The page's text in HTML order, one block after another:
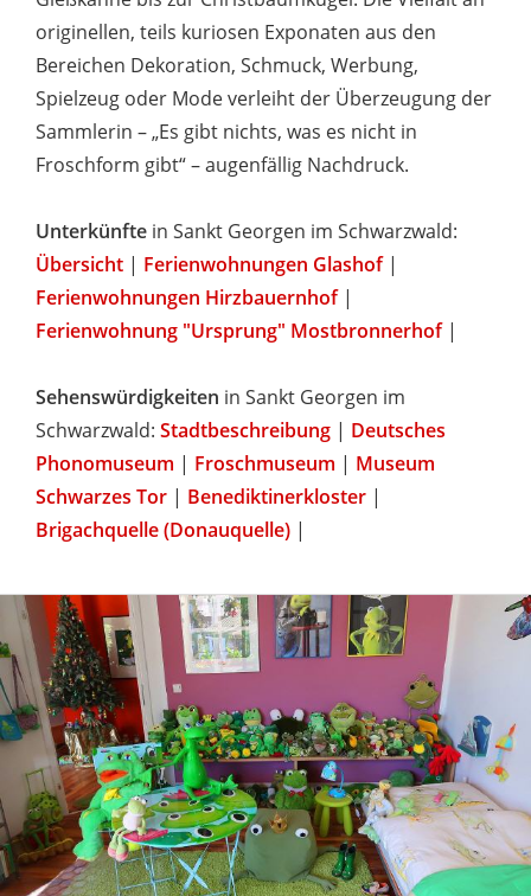
originellen, teils kuriosen Exponaten aus den
Bereichen Dekoration, Schmuck, Werbung,
Spielzeug oder Mode verleiht der Überzeugung der
Sammlerin – „Es gibt nichts, was es nicht in
Froschform gibt“ – augenfällig Nachdruck.
Unterkünfte in Sankt Georgen im Schwarzwald:
Übersicht | Ferienwohnungen Glashof|
Ferienwohnungen Hirzbauernhof|
Ferienwohnung "Ursprung" Mostbronnerhof|
Sehenswürdigkeiten in Sankt Georgen im
Schwarzwald: Stadtbeschreibung | Deutsches
Phonomuseum | Froschmuseum | Museum
Schwarzes Tor | Benediktinerkloster |
Brigachquelle (Donauquelle) |